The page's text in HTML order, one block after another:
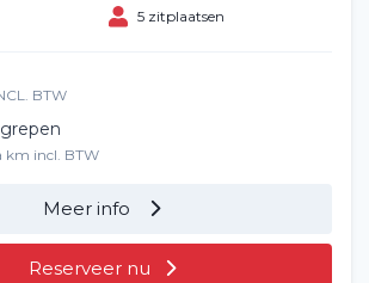
5 zitplaatsen
BTW
km incl. BTW
Meer info
Reserveer nu